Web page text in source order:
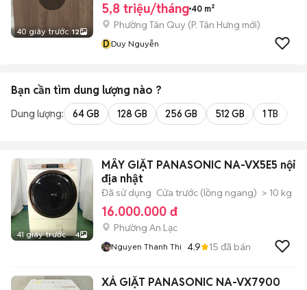
40 giây trước 12
5,8 triệu/tháng 40 m²
Phường Tân Quy (P. Tân Hưng mới)
DDuy Nguyễn
Bạn cần tìm dung lượng nào ?
Dung lượng: 64 GB 128 GB 256 GB 512 GB 1 TB
41 giây trước 4
MÂY GIẶT PANASONIC NA-VX5E5 nội
địa nhật
Đã sử dụng Cửa trước (lồng ngang) > 10 kg
16.000.000 đ
Phường An Lạc
Nguyen Thanh Thi 4.9 15 đã bán
XẢ GIẶT PANASONIC NA-VX7900